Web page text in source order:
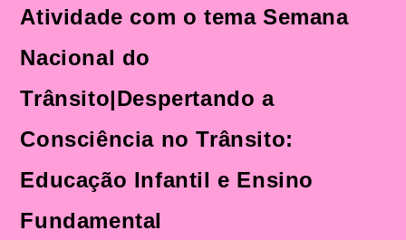
Atividade com o tema Semana
Nacional do
Trânsito|Despertando a
Consciência no Trânsito:
Educação Infantil e Ensino
Fundamental